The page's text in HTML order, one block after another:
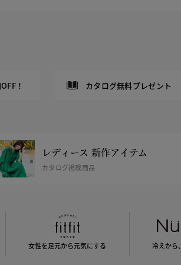
！ カタログ無料プレゼント
レディース 新作アイテム
カタログ掲載商品
女性を足元から元気にする 冷えから、